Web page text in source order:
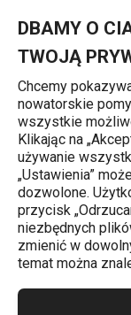
DBAMY O
TWOJĄ
Chcemy
nowatorskie
wszystkie
Klikając na
używanie
„Ustawienia”
dozwolone.
przycisk
niezbędnych
zmienić w
temat można
Serwetki
Serwetki